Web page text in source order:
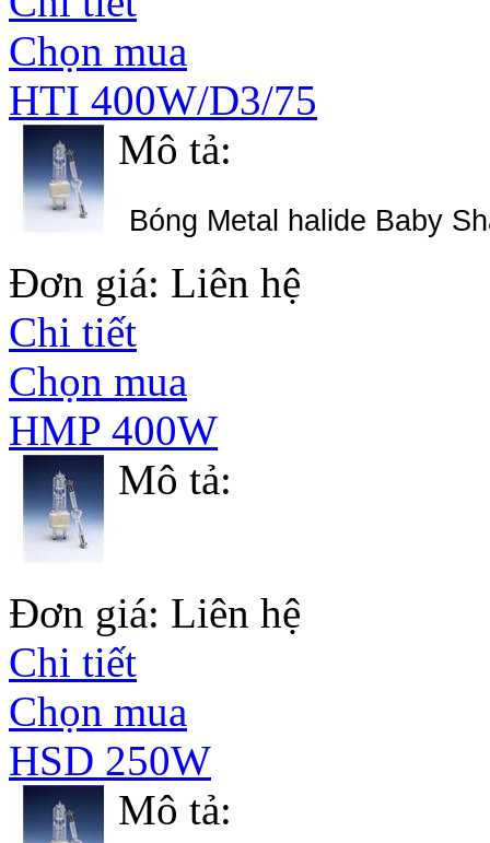
Chọn mua
HTI 400W/D3/75
Mô tả:
Bóng Metal halide Baby
Đơn giá: Liên hệ
Chi tiết
Chọn mua
HMP 400W
Mô tả:
Đơn giá: Liên hệ
Chi tiết
Chọn mua
HSD 250W
Mô tả: